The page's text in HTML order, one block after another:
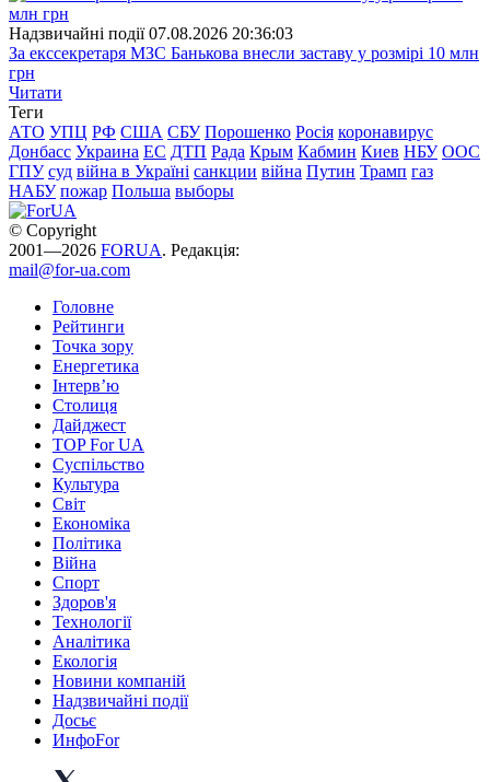
Надзвичайні події 07.08.2026 20:36:03
За екссекретаря МЗС Банькова внесли заставу у розмірі 10 млн
грн
Читати
Теги
АТО УПЦ РФ США СБУ Порошенко Росія коронавирус
Донбасс Украина ЕС ДТП Рада Крым Кабмин Киев НБУ ООС
ГПУ суд війна в Україні санкции війна Путин Трамп газ
НАБУ пожар Польша выборы
© Copyright
2001—2026 FORUA. Редакція:
mail@for-ua.com
Головне
Рейтинги
Точка зору
Енергетика
Інтерв’ю
Столиця
Дайджест
TOP For UA
Суспiльство
Культура
Світ
Економіка
Політика
Війна
Спорт
Здоров'я
Технології
Аналітика
Екологія
Новини компаній
Надзвичайні події
Досьє
ИнфоFor